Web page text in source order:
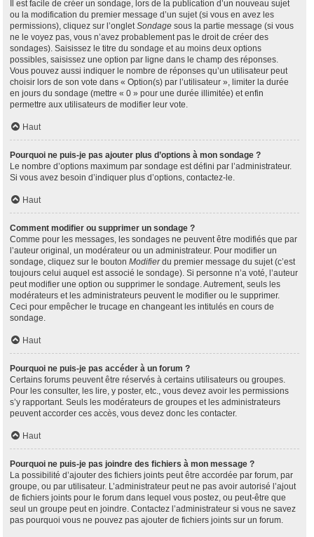
Il est facile de créer un sondage, lors de la publication d’un nouveau sujet
ou la modification du premier message d’un sujet (si vous en avez les
permissions), cliquez sur l’ongletSondage sous la partie message (si vous
ne le voyez pas, vous n’avez probablement pas le droit de créer des
sondages). Saisissez le titre du sondage et au moins deux options
possibles, saisissez une option par ligne dans le champ des réponses.
Vous pouvez aussi indiquer le nombre de réponses qu’un utilisateur peut
choisir lors de son vote dans « Option(s) par l’utilisateur », limiter la durée
en jours du sondage (mettre « 0 » pour une durée illimitée) et enfin
permettre aux utilisateurs de modifier leur vote.
Haut
Pourquoi ne puis-je pas ajouter plus d’options à mon sondage ?
Le nombre d’options maximum par sondage est défini par l’administrateur.
Si vous avez besoin d’indiquer plus d’options, contactez-le.
Haut
Comment modifier ou supprimer un sondage ?
Comme pour les messages, les sondages ne peuvent être modifiés que par
l’auteur original, un modérateur ou un administrateur. Pour modifier un
sondage, cliquez sur le bouton Modifierdu premier message du sujet (c’est
toujours celui auquel est associé le sondage). Si personne n’a voté, l’auteur
peut modifier une option ou supprimer le sondage. Autrement, seuls les
modérateurs et les administrateurs peuvent le modifier ou le supprimer.
Ceci pour empêcher le trucage en changeant les intitulés en cours de
sondage.
Haut
Pourquoi ne puis-je pas accéder à un forum ?
Certains forums peuvent être réservés à certains utilisateurs ou groupes.
Pour les consulter, les lire, y poster, etc., vous devez avoir les permissions
s’y rapportant. Seuls les modérateurs de groupes et les administrateurs
peuvent accorder ces accès, vous devez donc les contacter.
Haut
Pourquoi ne puis-je pas joindre des fichiers à mon message ?
La possibilité d’ajouter des fichiers joints peut être accordée par forum, par
groupe, ou par utilisateur. L’administrateur peut ne pas avoir autorisé l’ajout
de fichiers joints pour le forum dans lequel vous postez, ou peut-être que
seul un groupe peut en joindre. Contactez l’administrateur si vous ne savez
pas pourquoi vous ne pouvez pas ajouter de fichiers joints sur un forum.